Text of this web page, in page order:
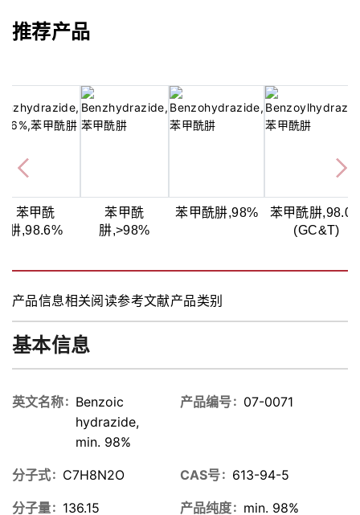
推荐产品
苯甲酰
肼,98.6%
苯甲酰
肼,>98%
苯甲酰肼,98%
苯甲酰肼
(GC&T)
产品信息相关阅读参考文献产品类别
基本信息
英文名称
Benzoic
hydrazide,
min. 98%
产品编号 07-0071
分子式 C7H8N2O CAS号 613-94-5
分子量 136.15 产品纯度 min. 98%